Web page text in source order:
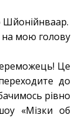
мою голову
Це
до
рівно
«Мізки об